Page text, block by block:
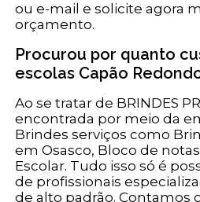
ou e-mail e solicite agora
orçamento.
Procurou por quanto
escolas Capão
Ao se tratar de BRINDES
encontrada por meio da
Brindes serviços como
em Osasco, Bloco de
Escolar. Tudo isso só é
de profissionais
de alto padrão. Contamos